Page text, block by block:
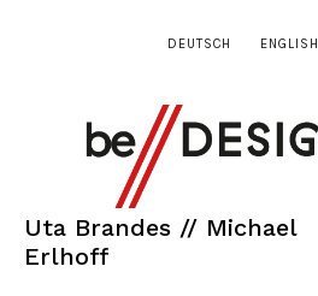
DEUTSCH ENGLISH
Uta Brandes // Michael
Erlhoff